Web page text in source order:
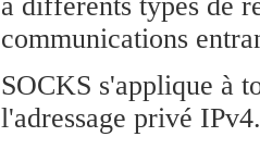
communications
SOCKS s'applique à
l'adressage privé IPv4.